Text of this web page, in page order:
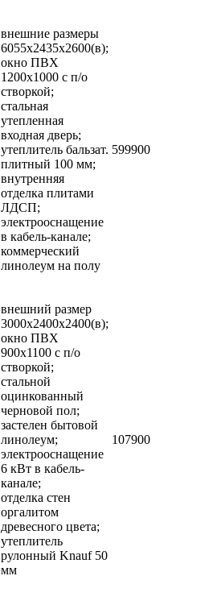
внешние размеры
6055х2435х2600(в);
окно ПВХ
1200х1000 с п/о
створкой;
стальная
утепленная
входная дверь;
утеплитель бальзат.
плитный 100 мм;
внутренняя
отделка плитами
ЛДСП;
электрооснащение
в кабель-канале;
коммерческий
линолеум на полу
599900
внешний размер
3000х2400х2400(в);
окно ПВХ
900х1100 с п/о
створкой;
стальной
оцинкованный
черновой пол;
застелен бытовой
линолеум;
электрооснащение
6 кВт в кабель-
канале;
отделка стен
оргалитом
древесного цвета;
утеплитель
рулонный Knauf 50
мм
107900